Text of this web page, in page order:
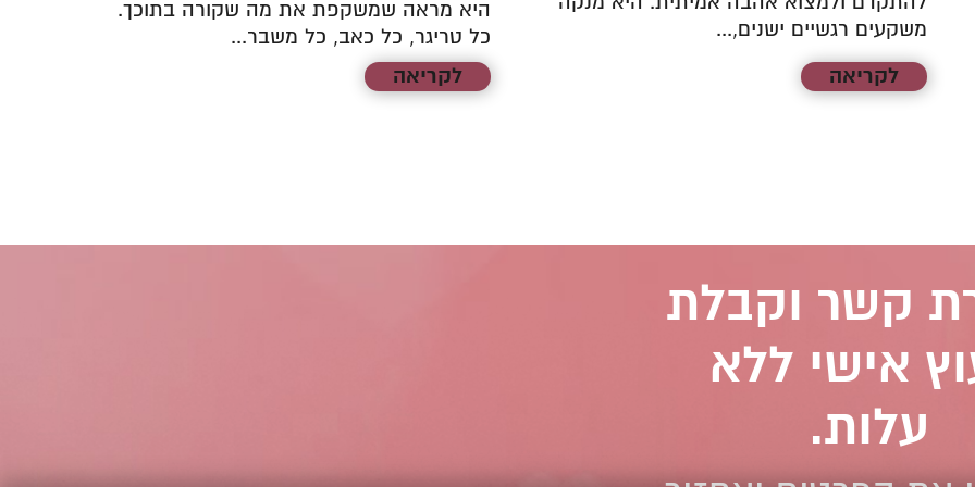
משקעים רגשיים ישנים,...
לקריאה
היא מראה שמשקפת את מה שקורה בתוכך.
כל טריגר, כל כאב, כל משבר...
לקריאה
קשר וקבלת
אישי ללא
עלות.